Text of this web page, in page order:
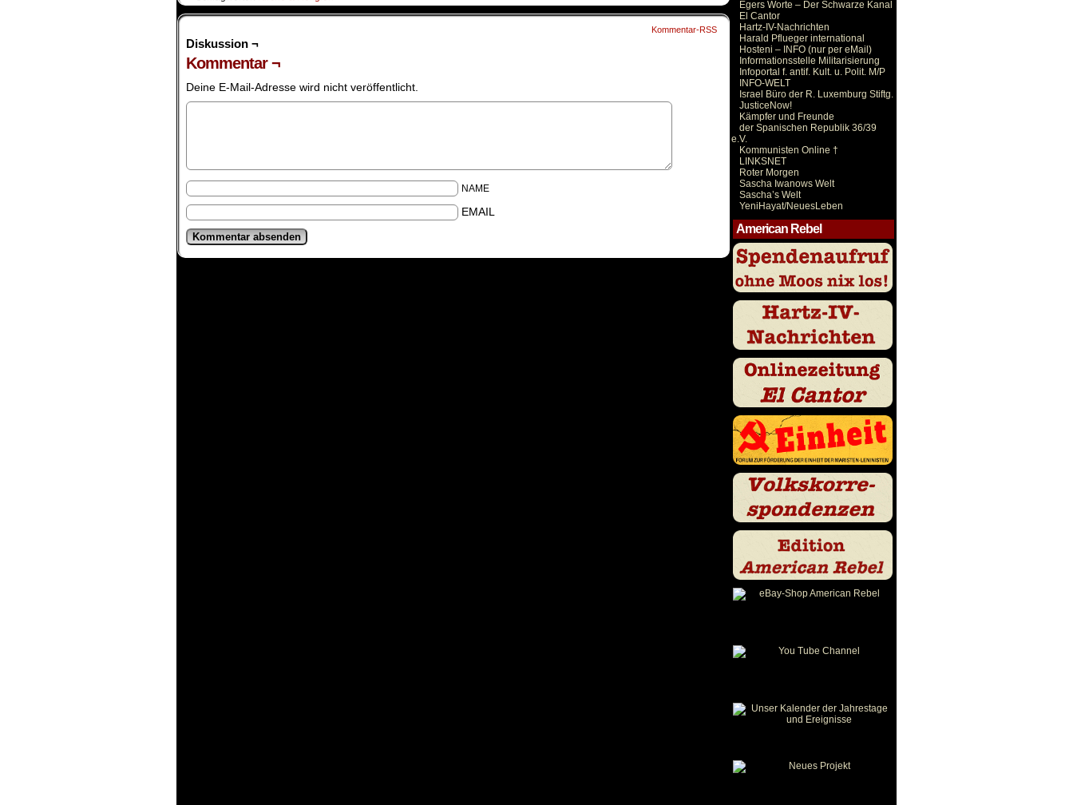
Kommentar-RSS
Diskussion ¬
Kommentar ¬
Deine E-Mail-Adresse wird nicht veröffentlicht.
NAME
EMAIL
Egers Worte – Der Schwarze Kanal
El Cantor
Hartz-IV-Nachrichten
Harald Pflueger international
Hosteni – INFO (nur per eMail)
Informationsstelle Militarisierung
Infoportal f. antif. Kult. u. Polit. M/P
INFO-WELT
Israel Büro der R. Luxemburg Stiftg.
JusticeNow!
Kämpfer und Freunde
der Spanischen Republik 36/39
e.V.
Kommunisten Online †
LINKSNET
Roter Morgen
Sascha Iwanows Welt
Sascha’s Welt
YeniHayat/NeuesLeben
American Rebel